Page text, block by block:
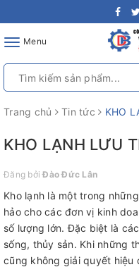
ToggleMenu
Trang chủ Tin tức KHO
KHO LẠNH LƯU
Đăng bởiĐào Đức Lân
Kho lạnh là một trong
hảo cho các đơn vị kinh
số lượng lớn. Đặc biệt là
sống, thủy sản. Khi những
cũng không giải quyết